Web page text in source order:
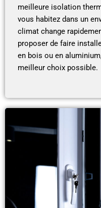
meilleure isolation
vous habitez dans un
climat change
proposer de faire
en bois ou en
meilleur choix possible.